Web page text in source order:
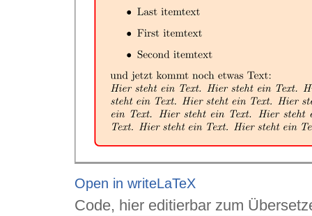
Open in writeLaTeX
Code, hier editierbar zum